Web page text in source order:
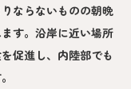
ならないものの朝晩
す。沿岸に近い場所
促進し、内陸部でも